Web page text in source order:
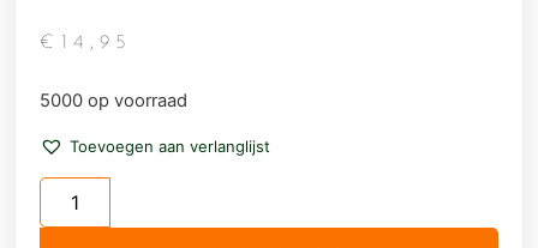
€ 14,95
5000 op voorraad
Toevoegen aan verlanglijst